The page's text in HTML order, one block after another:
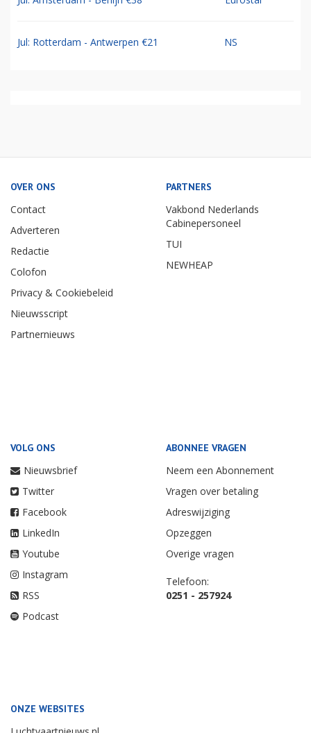
Jul: Rotterdam - Antwerpen €21 NS
OVER ONS
Contact
Adverteren
Redactie
Colofon
Privacy & Cookiebeleid
Nieuwsscript
Partnernieuws
PARTNERS
Vakbond Nederlands
Cabinepersoneel
TUI
NEWHEAP
VOLG ONS
Nieuwsbrief
Twitter
Facebook
LinkedIn
Youtube
Instagram
RSS
Podcast
ABONNEE VRAGEN
Neem een Abonnement
Vragen over betaling
Adreswijziging
Opzeggen
Overige vragen
Telefoon:
0251 - 257924
ONZE WEBSITES